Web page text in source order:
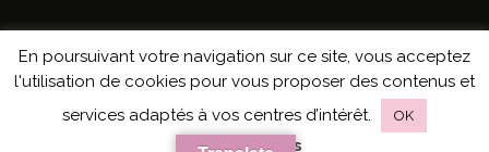
En poursuivant votre navigation sur ce site, vous acceptez
l'utilisation de cookies pour vous proposer des contenus et
services adaptés à vos centres d’intérêt.
OK
en savoir plus